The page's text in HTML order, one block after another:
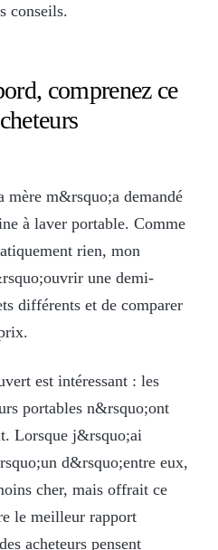
conseils.
comprenez ce
mère m&rsquo;a demandé
à laver portable. Comme
rien, mon
une demi-
différents et de comparer
est intéressant : les
portables n&rsquo;ont
Lorsque j&rsquo;ai
d&rsquo;entre eux,
cher, mais offrait ce
le meilleur rapport
acheteurs pensent